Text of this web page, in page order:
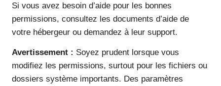
Si vous avez besoin d’aide pour les bonnes
permissions, consultez les documents d’aide de
votre hébergeur ou demandez à leur support.
Avertissement : Soyez prudent lorsque vous
modifiez les permissions, surtout pour les fichiers ou
dossiers système importants. Des paramètres